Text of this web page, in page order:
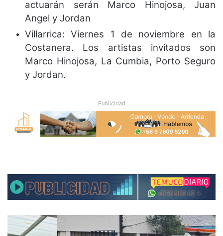
actuarán serán Marco Hinojosa, Juan
Angel y Jordan
Villarrica: Viernes 1 de noviembre en la
Costanera. Los artistas invitados son
Marco Hinojosa, La Cumbia, Porto Seguro
y Jordan.
Publicidad